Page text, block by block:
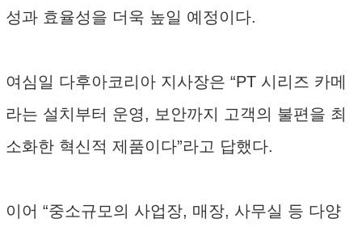
성과 효율성을 더욱 높일 예정이다.
여심일 다후아코리아 지사장은 “PT 시리즈 카메
라는 설치부터 운영, 보안까지 고객의 불편을 최
소화한 혁신적 제품이다”라고 답했다.
이어 “중소규모의 사업장, 매장, 사무실 등 다양